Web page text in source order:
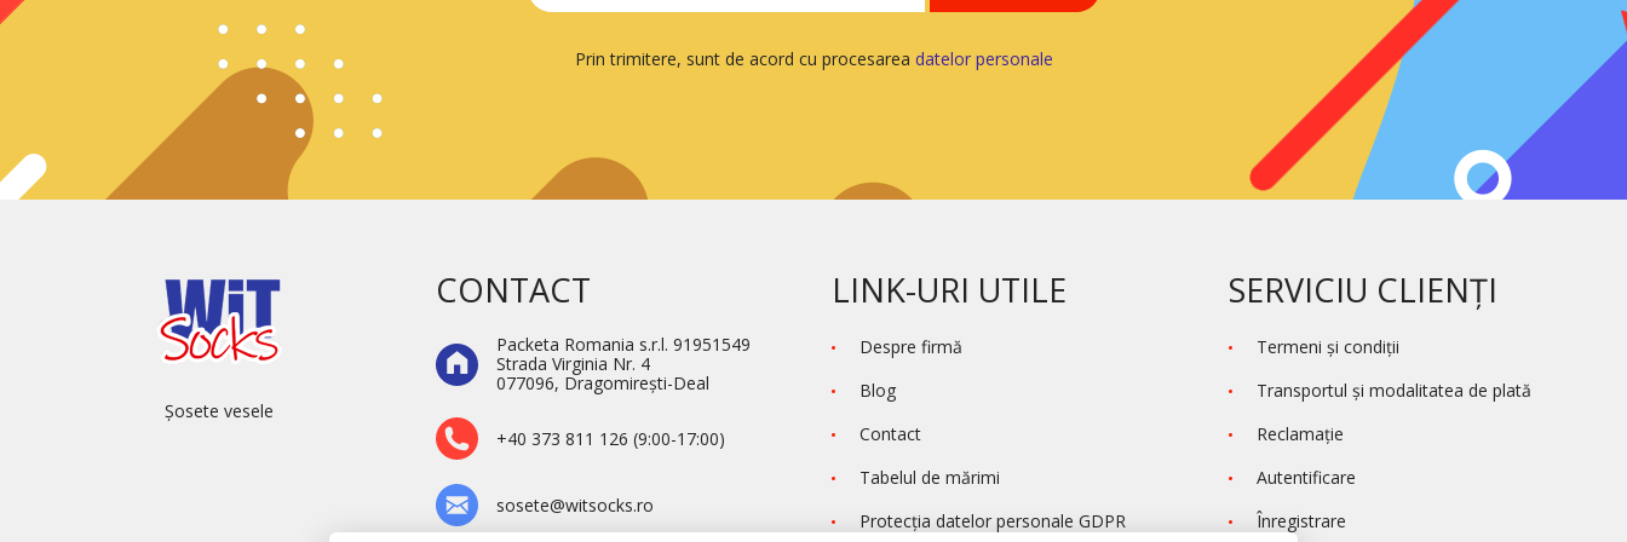
Prin trimitere, sunt de acord cu procesarea datelor personale
Șosete vesele
CONTACT
Packeta Romania s.r.l. 91951549
Strada Virginia Nr. 4
077096, Dragomirești-Deal
+40 373 811 126 (9:00-17:00)
sosete@witsocks.ro
LINK-URI UTILE
Despre firmă
Blog
Contact
Tabelul de mărimi
Protecţia datelor personale GDPR
SERVICIU CLIENȚI
Termeni şi condiţii
Transportul și modalitatea de plată
Reclamaţie
Autentificare
Înregistrare